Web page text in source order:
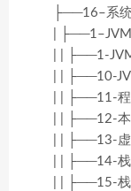
├──16–系
|
| | ├──1-
| | ├──10-
| | ├──11-
| | ├──12-
| | ├──13-
| | ├──14-
| | ├──15-